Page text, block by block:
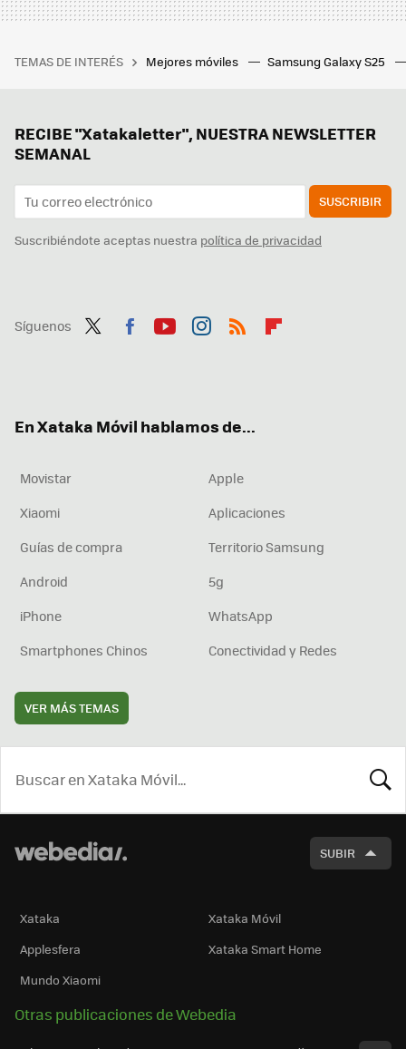
TEMAS DE INTERÉS Mejores móviles Samsung Galaxy S25
RECIBE "Xatakaletter", NUESTRA NEWSLETTER
SEMANAL
SUSCRIBIR
Suscribiéndote aceptas nuestra política de privacidad
Síguenos
En Xataka Móvil hablamos de...
Movistar
Apple
Xiaomi
Aplicaciones
Guías de compra
Territorio Samsung
Android
5g
iPhone
WhatsApp
Smartphones Chinos
Conectividad y Redes
VER MÁS TEMAS
SUBIR
Xataka
Xataka Móvil
Applesfera
Xataka Smart Home
Mundo Xiaomi
Otras publicaciones de Webedia